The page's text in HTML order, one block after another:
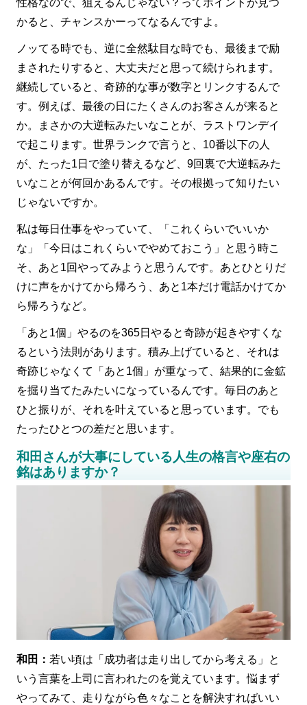
かると、チャンスかーってなるんですよ。
ノッてる時でも、逆に全然駄目な時でも、最後まで励
まされたりすると、大丈夫だと思って続けられます。
継続していると、奇跡的な事が数字とリンクするんで
す。例えば、最後の日にたくさんのお客さんが来ると
か。まさかの大逆転みたいなことが、ラストワンデイ
で起こります。世界ランクで言うと、10番以下の人
が、たった1日で塗り替えるなど、9回裏で大逆転みた
いなことが何回かあるんです。その根拠って知りたい
じゃないですか。
私は毎日仕事をやっていて、「これくらいでいいか
な」「今日はこれくらいでやめておこう」と思う時こ
そ、あと1回やってみようと思うんです。あとひとりだ
けに声をかけてから帰ろう、あと1本だけ電話かけてか
ら帰ろうなど。
「あと1個」やるのを365日やると奇跡が起きやすくな
るという法則があります。積み上げていると、それは
奇跡じゃなくて「あと1個」が重なって、結果的に金鉱
を掘り当てたみたいになっているんです。毎日のあと
ひと振りが、それを叶えていると思っています。でも
たったひとつの差だと思います。
和田さんが大事にしている人生の格言や座右の
銘はありますか？
和田： 若い頃は「成功者は走り出してから考える」と
いう言葉を上司に言われたのを覚えています。悩まず
やってみて、走りながら色々なことを解決すればいい